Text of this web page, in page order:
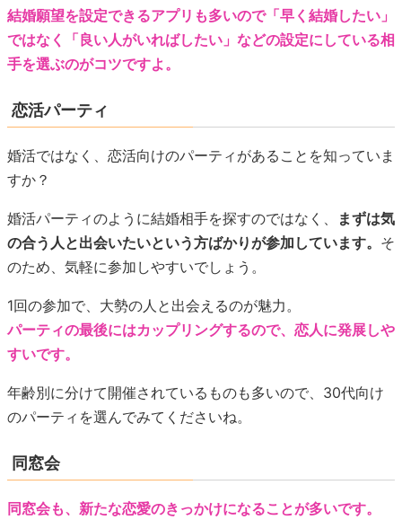
結婚願望を設定できるアプリも多いので「早く結婚したい」
ではなく「良い人がいればしたい」などの設定にしている相
手を選ぶのがコツですよ。
恋活パーティ
婚活ではなく、恋活向けのパーティがあることを知っていま
すか？
婚活パーティのように結婚相手を探すのではなく、
まずは気
の合う人と出会いたいという方ばかりが参加しています。 そ
のため、気軽に参加しやすいでしょう。
1回の参加で、大勢の人と出会えるのが魅力。
パーティの最後にはカップリングするので、恋人に発展しや
すいです。
年齢別に分けて開催されているものも多いので、30代向け
のパーティを選んでみてくださいね。
同窓会
同窓会も、新たな恋愛のきっかけになることが多いです。